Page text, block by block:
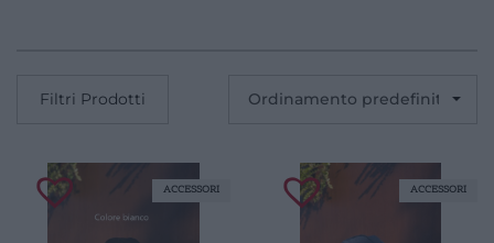
Filtri Prodotti
ACCESSORI ACCESSORI